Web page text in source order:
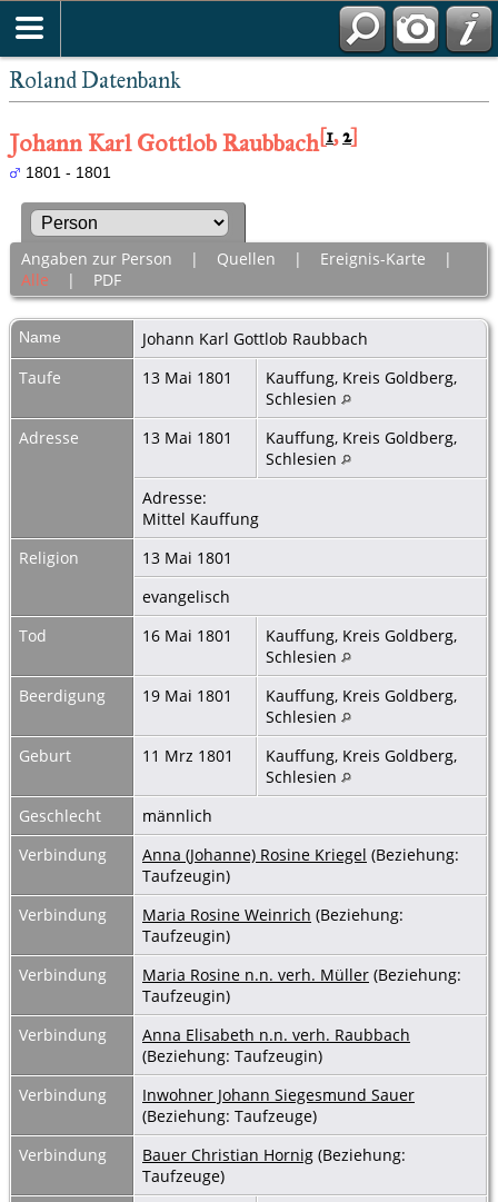
Roland Datenbank
Johann Karl Gottlob Raubbach[1,2]
1801 - 1801
Angaben zur Person | Quellen | Ereignis-Karte |
Alle | PDF
Name Johann Karl Gottlob Raubbach
Taufe
13 Mai 1801
Kauffung, Kreis Goldberg,
Schlesien
Adresse
13 Mai 1801
Kauffung, Kreis Goldberg,
Schlesien
Adresse:
Mittel Kauffung
Religion
13 Mai 1801
evangelisch
Tod
16 Mai 1801
Kauffung, Kreis Goldberg,
Schlesien
Beerdigung
19 Mai 1801
Kauffung, Kreis Goldberg,
Schlesien
Geburt
11 Mrz 1801
Kauffung, Kreis Goldberg,
Schlesien
Geschlecht
männlich
Verbindung
Anna (Johanne) Rosine Kriegel (Beziehung:
Taufzeugin)
Verbindung
Maria Rosine Weinrich (Beziehung:
Taufzeugin)
Verbindung
Maria Rosine n.n. verh. Müller (Beziehung:
Taufzeugin)
Verbindung
Anna Elisabeth n.n. verh. Raubbach
(Beziehung: Taufzeugin)
Verbindung
Inwohner Johann Siegesmund Sauer
(Beziehung: Taufzeuge)
Verbindung
Bauer Christian Hornig (Beziehung:
Taufzeuge)